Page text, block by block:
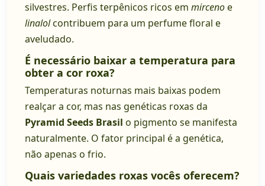
silvestres. Perfis terpênicos ricos em mircenoe
linalolcontribuem para um perfume floral e
aveludado.
É necessário baixar a temperatura para
obter a cor roxa?
Temperaturas noturnas mais baixas podem
realçar a cor, mas nas genéticas roxas da
Pyramid Seeds Brasil o pigmento se manifesta
naturalmente. O fator principal é a genética,
não apenas o frio.
Quais variedades roxas vocês oferecem?